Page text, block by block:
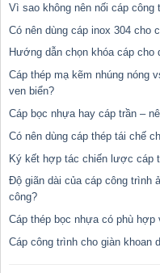
Vì sao không nên nối cáp công
Có nên dùng cáp inox 304 cho
Hướng dẫn chọn khóa cáp cho
Cáp thép mạ kẽm nhúng nóng
ven biển?
Cáp bọc nhựa hay cáp trần –
Có nên dùng cáp thép tái chế
Ký kết hợp tác chiến lược cáp
Độ giãn dài của cáp công trình
công?
Cáp thép bọc nhựa có phù
Cáp công trình cho giàn khoan